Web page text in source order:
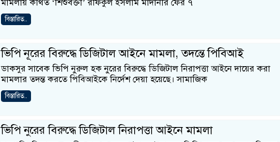
মামলায় কথিত ‘শিশুবক্তা’ রফিকুল ইসলাম মাদানীর ফের ৭
বিস্তারিত..
ভিপি নূরের বিরুদ্ধে ডিজিটাল আইনে মামলা, তদন্তে পিবিআই
ডাকসুর সাবেক ভিপি নুরুল হক নুরের বিরুদ্ধে ডিজিটাল নিরাপত্তা আইনে দায়ের করা
মামলার তদন্ত করতে পিবিআইকে নির্দেশ দেয়া হয়েছে। সামাজিক
বিস্তারিত..
ভিপি নুরের বিরুদ্ধে ডিজিটাল নিরাপত্তা আইনে মামলা